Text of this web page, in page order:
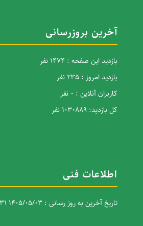
آخرین بروزرسانی
بازدید این صفحه : 1474 نفر
بازدید امروز : 235 نفر
کاربران آنلاین : 0 نفر
کل بازدید: 1030889 نفر
اطلاعات فنی
تاریخ آخرین به روز رسانی : 1405/05/03 14:31